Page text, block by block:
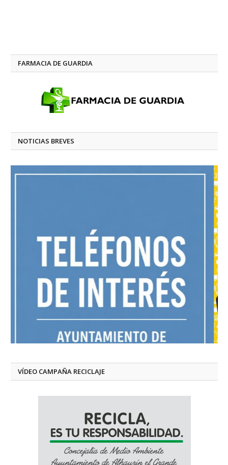
FARMACIA DE GUARDIA
NOTICIAS BREVES
VÍDEO CAMPAÑA RECICLAJE